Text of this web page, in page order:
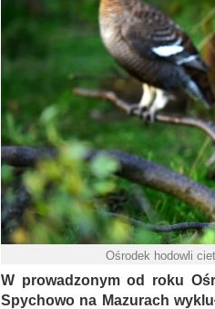
Ośrodek hodowli
W prowadzonym od roku
Spychowo na Mazurach